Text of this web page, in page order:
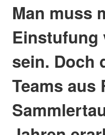
Man muss
Einstufung
sein. Doch
Teams